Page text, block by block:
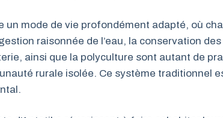
un mode de vie profondément adapté, où
raisonnée de l’eau, la conservation
ainsi que la polyculture sont autant de
rurale isolée. Ce système traditionnel